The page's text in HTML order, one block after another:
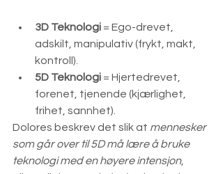
3D Teknologi = Ego-drevet,
adskilt, manipulativ (frykt, makt,
kontroll).
5D Teknologi = Hjertedrevet,
forenet, tjenende (kjærlighet,
frihet, sannhet).
Dolores beskrev det slik at mennesker
som går over til 5D må lære å bruke
teknologi med en høyere intensjon,